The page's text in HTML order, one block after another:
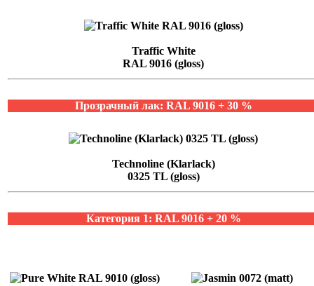
Traffic White
RAL 9016 (gloss)
Прозрачный лак: RAL 9016 + 30 %
Technoline (Klarlack)
0325 TL (gloss)
Категория 1: RAL 9016 + 20 %